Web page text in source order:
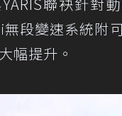
無段變速系統附
幅提升。